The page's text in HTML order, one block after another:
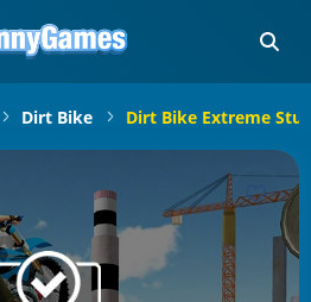
Dirt Bike Dirt Bike Extreme